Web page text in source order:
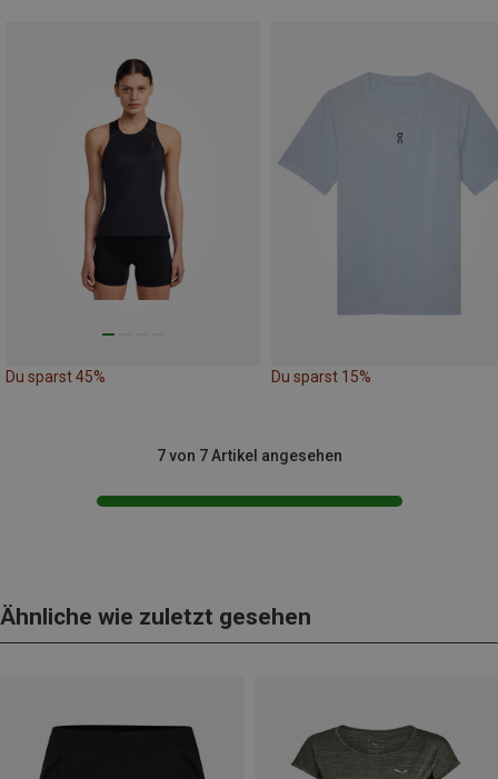
Du sparst 45% Du sparst 15%
7 von 7 Artikel angesehen
Ähnliche wie zuletzt gesehen